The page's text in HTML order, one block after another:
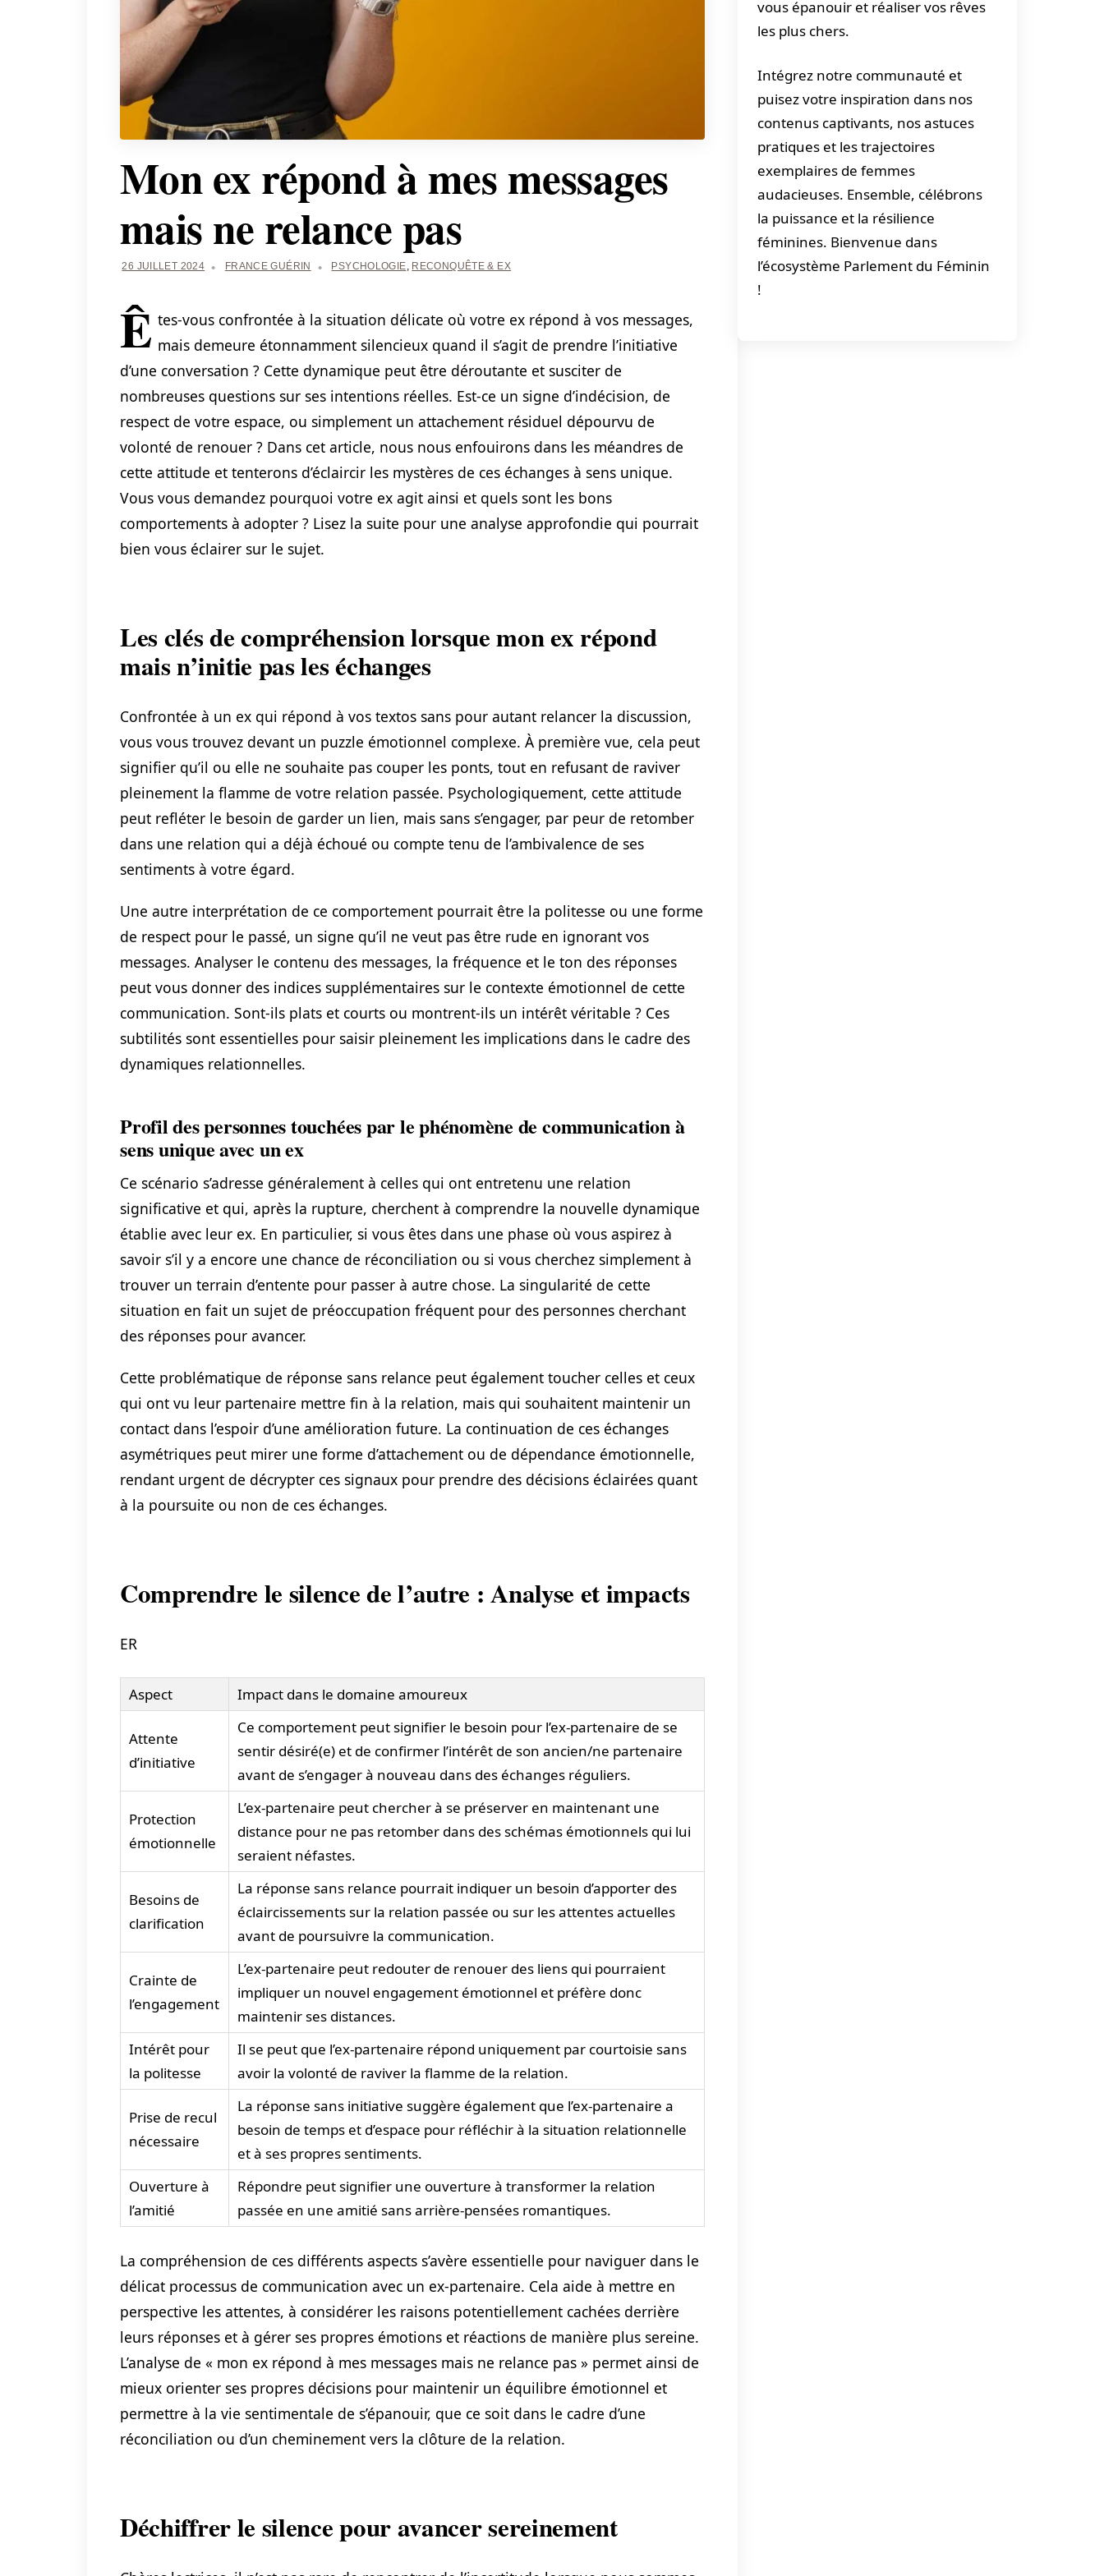
Mon ex répond à mes messages
mais ne relance pas
26 JUILLET 2024 FRANCE GUÉRIN PSYCHOLOGIE, RECONQUÊTE & EX
Ê tes-vous confrontée à la situation délicate où votre ex répond à vos messages,
mais demeure étonnamment silencieux quand il s’agit de prendre l’initiative
d’une conversation ? Cette dynamique peut être déroutante et susciter de
nombreuses questions sur ses intentions réelles. Est-ce un signe d’indécision, de
respect de votre espace, ou simplement un attachement résiduel dépourvu de
volonté de renouer ? Dans cet article, nous nous enfouirons dans les méandres de
cette attitude et tenterons d’éclaircir les mystères de ces échanges à sens unique.
Vous vous demandez pourquoi votre ex agit ainsi et quels sont les bons
comportements à adopter ? Lisez la suite pour une analyse approfondie qui pourrait
bien vous éclairer sur le sujet.
Les clés de compréhension lorsque mon ex répond
mais n’initie pas les échanges
Confrontée à un ex qui répond à vos textos sans pour autant relancer la discussion,
vous vous trouvez devant un puzzle émotionnel complexe. À première vue, cela peut
signifier qu’il ou elle ne souhaite pas couper les ponts, tout en refusant de raviver
pleinement la flamme de votre relation passée. Psychologiquement, cette attitude
peut refléter le besoin de garder un lien, mais sans s’engager, par peur de retomber
dans une relation qui a déjà échoué ou compte tenu de l’ambivalence de ses
sentiments à votre égard.
Une autre interprétation de ce comportement pourrait être la politesse ou une forme
de respect pour le passé, un signe qu’il ne veut pas être rude en ignorant vos
messages. Analyser le contenu des messages, la fréquence et le ton des réponses
peut vous donner des indices supplémentaires sur le contexte émotionnel de cette
communication. Sont-ils plats et courts ou montrent-ils un intérêt véritable ? Ces
subtilités sont essentielles pour saisir pleinement les implications dans le cadre des
dynamiques relationnelles.
Profil des personnes touchées par le phénomène de communication à
sens unique avec un ex
Ce scénario s’adresse généralement à celles qui ont entretenu une relation
significative et qui, après la rupture, cherchent à comprendre la nouvelle dynamique
établie avec leur ex. En particulier, si vous êtes dans une phase où vous aspirez à
savoir s’il y a encore une chance de réconciliation ou si vous cherchez simplement à
trouver un terrain d’entente pour passer à autre chose. La singularité de cette
situation en fait un sujet de préoccupation fréquent pour des personnes cherchant
des réponses pour avancer.
Cette problématique de réponse sans relance peut également toucher celles et ceux
qui ont vu leur partenaire mettre fin à la relation, mais qui souhaitent maintenir un
contact dans l’espoir d’une amélioration future. La continuation de ces échanges
asymétriques peut mirer une forme d’attachement ou de dépendance émotionnelle,
rendant urgent de décrypter ces signaux pour prendre des décisions éclairées quant
à la poursuite ou non de ces échanges.
Comprendre le silence de l’autre : Analyse et impacts
ER
Aspect Impact dans le domaine amoureux
Attente
d’initiative
Ce comportement peut signifier le besoin pour l’ex-partenaire de se
sentir désiré(e) et de confirmer l’intérêt de son ancien/ne partenaire
avant de s’engager à nouveau dans des échanges réguliers.
Protection
émotionnelle
L’ex-partenaire peut chercher à se préserver en maintenant une
distance pour ne pas retomber dans des schémas émotionnels qui lui
seraient néfastes.
Besoins de
clarification
La réponse sans relance pourrait indiquer un besoin d’apporter des
éclaircissements sur la relation passée ou sur les attentes actuelles
avant de poursuivre la communication.
Crainte de
l’engagement
L’ex-partenaire peut redouter de renouer des liens qui pourraient
impliquer un nouvel engagement émotionnel et préfère donc
maintenir ses distances.
Intérêt pour
la politesse
Il se peut que l’ex-partenaire répond uniquement par courtoisie sans
avoir la volonté de raviver la flamme de la relation.
Prise de recul
nécessaire
La réponse sans initiative suggère également que l’ex-partenaire a
besoin de temps et d’espace pour réfléchir à la situation relationnelle
et à ses propres sentiments.
Ouverture à
l’amitié
Répondre peut signifier une ouverture à transformer la relation
passée en une amitié sans arrière-pensées romantiques.
La compréhension de ces différents aspects s’avère essentielle pour naviguer dans le
délicat processus de communication avec un ex-partenaire. Cela aide à mettre en
perspective les attentes, à considérer les raisons potentiellement cachées derrière
leurs réponses et à gérer ses propres émotions et réactions de manière plus sereine.
L’analyse de « mon ex répond à mes messages mais ne relance pas » permet ainsi de
mieux orienter ses propres décisions pour maintenir un équilibre émotionnel et
permettre à la vie sentimentale de s’épanouir, que ce soit dans le cadre d’une
réconciliation ou d’un cheminement vers la clôture de la relation.
Déchiffrer le silence pour avancer sereinement
vous épanouir et réaliser vos rêves
les plus chers.
Intégrez notre communauté et
puisez votre inspiration dans nos
contenus captivants, nos astuces
pratiques et les trajectoires
exemplaires de femmes
audacieuses. Ensemble, célébrons
la puissance et la résilience
féminines. Bienvenue dans
l’écosystème Parlement du Féminin
!